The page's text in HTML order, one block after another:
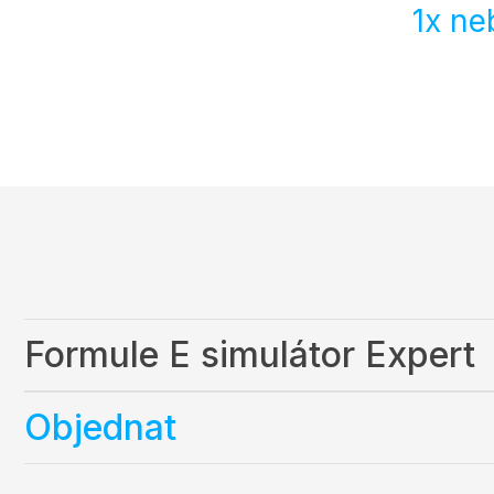
1x
Formule E simulátor Expert
Objednat